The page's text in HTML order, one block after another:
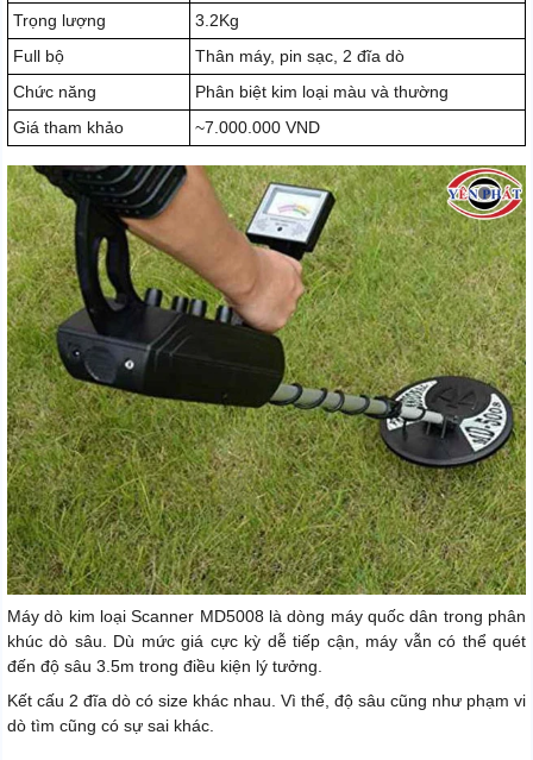
Trọng lượng
3.2Kg
Full bộ
Thân máy, pin sạc, 2 đĩa dò
Chức năng
Phân biệt kim loại màu và thường
Giá tham khảo
~7.000.000 VND
Máy dò kim loại Scanner MD5008 là dòng máy quốc dân trong phân
khúc dò sâu. Dù mức giá cực kỳ dễ tiếp cận, máy vẫn có thể quét
đến độ sâu 3.5m trong điều kiện lý tưởng.
Kết cấu 2 đĩa dò có size khác nhau. Vì thế, độ sâu cũng như phạm vi
dò tìm cũng có sự sai khác.